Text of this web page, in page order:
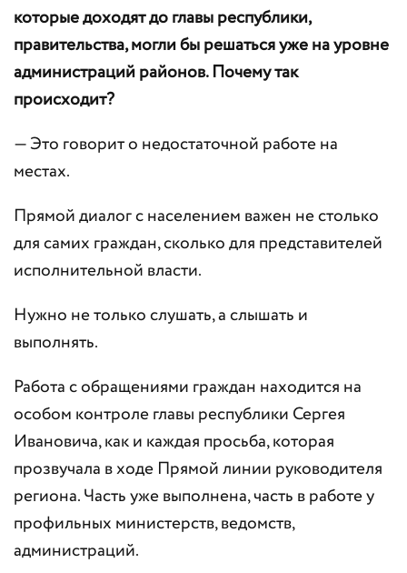
которые доходят до главы республики,
правительства, могли бы решаться уже на уровне
администраций районов. Почему так
происходит?
— Это говорит о недостаточной работе на
местах.
Прямой диалог с населением важен не столько
для самих граждан, сколько для представителей
исполнительной власти.
Нужно не только слушать, а слышать и
выполнять.
Работа с обращениями граждан находится на
особом контроле главы республики Сергея
Ивановича, как и каждая просьба, которая
прозвучала в ходе Прямой линии руководителя
региона. Часть уже выполнена, часть в работе у
профильных министерств, ведомств,
администраций.